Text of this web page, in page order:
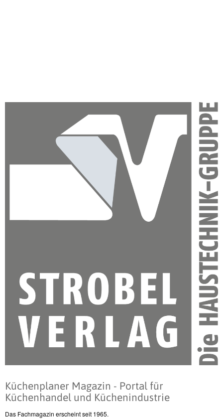
Küchenplaner Magazin - Portal für
Küchenhandel und Küchenindustrie
Das Fachmagazin erscheint seit 1965.